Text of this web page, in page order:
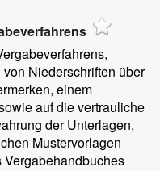
Niederschriften über
einem
auf die vertrauliche
der Unterlagen,
Mustervorlagen